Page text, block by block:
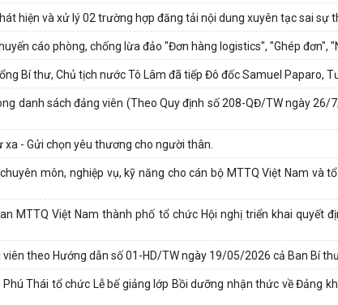
hiện và xử lý 02 trường hợp đăng tải nội dung xuyên tạc sai sự
cáo phòng, chống lừa đảo "Đơn hàng logistics", "Ghép đơn",
Bí thư, Chủ tịch nước Tô Lâm đã tiếp Đô đốc Samuel Paparo,
danh sách đảng viên (Theo Quy định số 208-QĐ/TW ngày
- Gửi chọn yêu thương cho người thân.
môn, nghiệp vụ, kỹ năng cho cán bộ MTTQ Việt Nam và
MTTQ Việt Nam thành phố tổ chức Hội nghị triển khai quyết
theo Hướng dẫn số 01-HD/TW ngày 19/05/2026 cả Ban Bí
Thái tổ chức Lễ bế giảng lớp Bồi dưỡng nhận thức về Đảng